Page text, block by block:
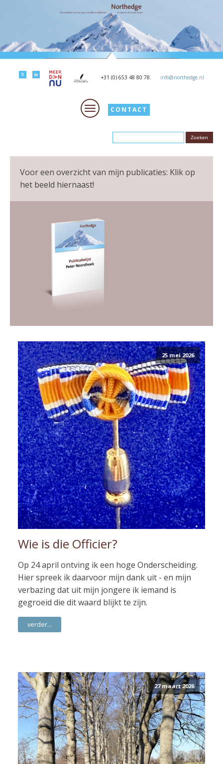
+31 (0) 653 48 80 78. info@northedge.nl
CONTACT
Voor een overzicht van mijn publicaties: Klik op
het beeld hiernaast!
25 mei 2026
Wie is die Officier?
Op 24 april ontving ik een hoge Onderscheiding.
Hier spreek ik daarvoor mijn dank uit - en mijn
verbazing dat uit mijn jongere ik iemand is
gegroeid die dit waard blijkt te zijn.
verder...
27 maart 2026